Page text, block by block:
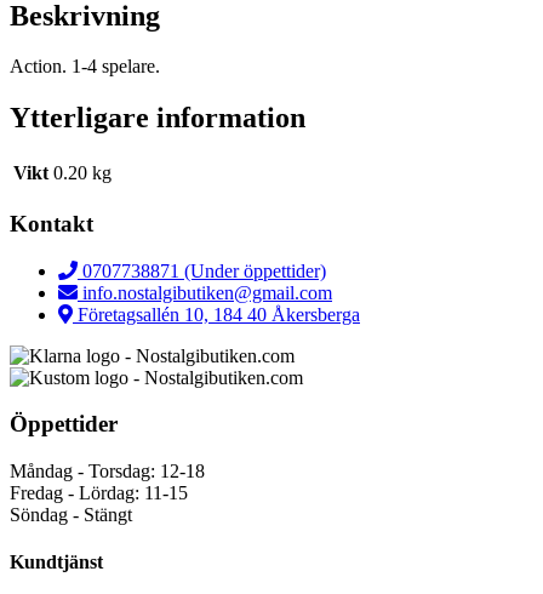
Beskrivning
Action. 1-4 spelare.
Ytterligare information
Vikt 0.20 kg
Kontakt
0707738871 (Under öppettider)
info.nostalgibutiken@gmail.com
Företagsallén 10, 184 40 Åkersberga
Öppettider
Måndag - Torsdag: 12-18
Fredag - Lördag: 11-15
Söndag - Stängt
Kundtjänst